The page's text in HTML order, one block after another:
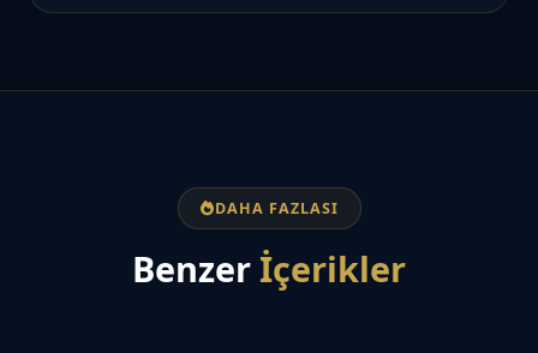
DAHA FAZLASI
Benzer İçerikler